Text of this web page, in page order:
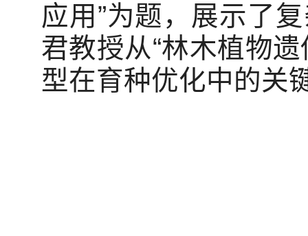
应用”为题，展示了
君教授从“林木植物
型在育种优化中的关